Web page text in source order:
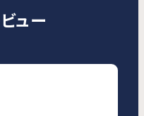
ュー